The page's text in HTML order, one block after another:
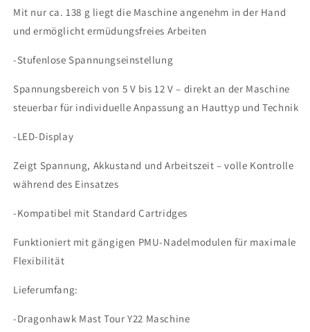
Mit nur ca. 138 g liegt die Maschine angenehm in der Hand
und ermöglicht ermüdungsfreies Arbeiten
-Stufenlose Spannungseinstellung
Spannungsbereich von 5 V bis 12 V – direkt an der Maschine
steuerbar für individuelle Anpassung an Hauttyp und Technik
-LED-Display
Zeigt Spannung, Akkustand und Arbeitszeit – volle Kontrolle
während des Einsatzes
-Kompatibel mit Standard Cartridges
Funktioniert mit gängigen PMU-Nadelmodulen für maximale
Flexibilität
Lieferumfang:
-Dragonhawk Mast Tour Y22 Maschine